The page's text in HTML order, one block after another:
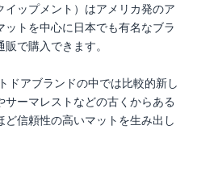
ップメント）はアメリカ発のア
トを中心に日本でも有名なブラ
で購入できます。
ドアブランドの中では比較的新し
ーマレストなどの古くからある
信頼性の高いマットを生み出し